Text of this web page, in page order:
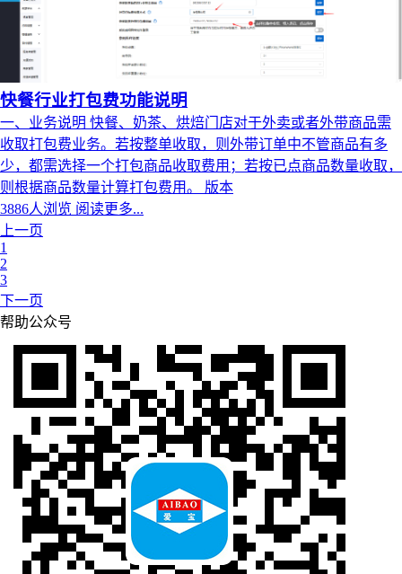
快餐行业打包费功能说明
一、业务说明 快餐、奶茶、烘焙门店对于外卖或者外带商品需
收取打包费业务。若按整单收取，则外带订单中不管商品有多
少，都需选择一个打包商品收取费用；若按已点商品数量收取，
则根据商品数量计算打包费用。 版本
3886人浏览 阅读更多...
上一页
1
2
3
下一页
帮助公众号